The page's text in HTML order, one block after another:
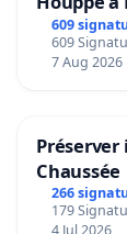
609
609
7 Aug 2026
Chaussée
266
179